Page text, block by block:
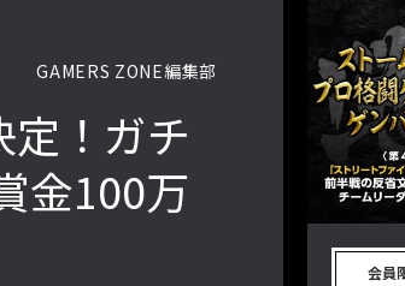
GAMERS ZONE編集部
定！ガチ
金100万
2022」前
会員